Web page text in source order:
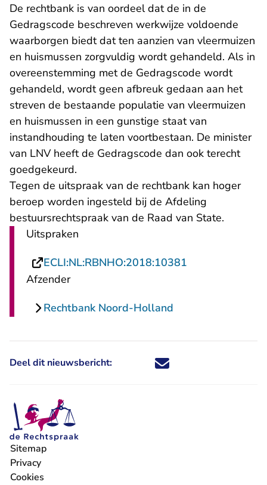
De rechtbank is van oordeel dat de in de
Gedragscode beschreven werkwijze voldoende
waarborgen biedt dat ten aanzien van vleermuizen
en huismussen zorgvuldig wordt gehandeld. Als in
overeenstemming met de Gedragscode wordt
gehandeld, wordt geen afbreuk gedaan aan het
streven de bestaande populatie van vleermuizen
en huismussen in een gunstige staat van
instandhouding te laten voortbestaan. De minister
van LNV heeft de Gedragscode dan ook terecht
goedgekeurd.
Tegen de uitspraak van de rechtbank kan hoger
beroep worden ingesteld bij de Afdeling
bestuursrechtspraak van de Raad van State.
Uitspraken
ECLI:NL:RBNHO:2018:10381
Afzender
Rechtbank Noord-Holland
Deel dit nieuwsbericht: Deel dit nieuwsbericht via X -
Deel dit nieuwsbericht via
Deel dit nieuwsbericht
Deel dit
Sitemap
Privacy
Cookies